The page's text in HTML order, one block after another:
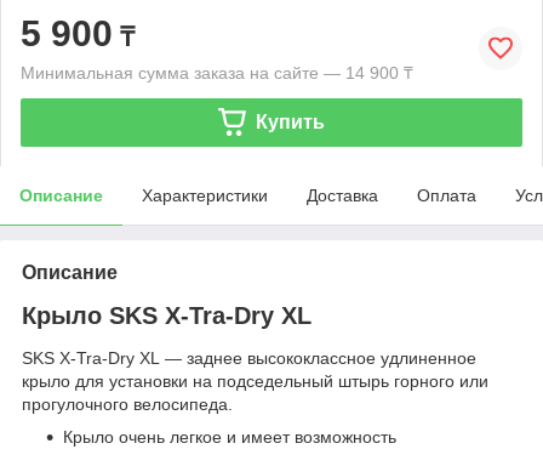
5 900 ₸
Минимальная сумма заказа на сайте — 14 900 ₸
Купить
Описание Характеристики Доставка Оплата
Описание
Крыло SKS X-Tra-Dry XL
SKS X-Tra-Dry XL — заднее высококлассное удлиненное
крыло для установки на подседельный штырь горного или
прогулочного велосипеда.
Крыло очень легкое и имеет возможность